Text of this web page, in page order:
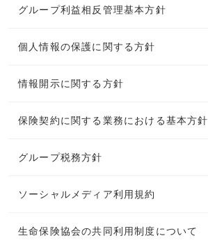
グループ利益相反管理基本方針
個人情報の保護に関する方針
情報開示に関する方針
保険契約に関する業務における基本方針
グループ税務方針
ソーシャルメディア利用規約
生命保険協会の共同利用制度について